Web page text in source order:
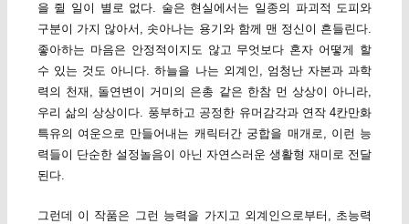
을 쥘 일이 별로 없다. 술은 현실에서는 일종의 파괴적 도피와
구분이 가지 않아서, 솟아나는 용기와 함께 맨 정신이 흔들린다.
좋아하는 마음은 안정적이지도 않고 무엇보다 혼자 어떻게 할
수 있는 것도 아니다. 하늘을 나는 외계인, 엄청난 자본과 과학
력의 천재, 돌연변이 거미의 은총 같은 한참 먼 상상이 아니라,
우리 삶의 상상이다. 풍부하고 공정한 유머감각과 연작 4칸만화
특유의 여운으로 만들어내는 캐릭터간 궁합을 매개로, 이런 능
력들이 단순한 설정놀음이 아닌 자연스러운 생활형 재미로 전달
된다.
그런데 이 작품은 그런 능력을 가지고 외계인으로부터, 초능력